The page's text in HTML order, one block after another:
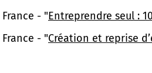
- "Entreprendre seul :
- "Création et reprise